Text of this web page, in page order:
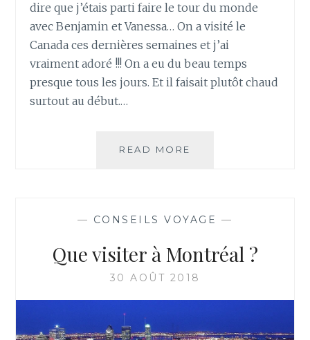
dire que j’étais parti faire le tour du monde
avec Benjamin et Vanessa… On a visité le
Canada ces dernières semaines et j’ai
vraiment adoré !!! On a eu du beau temps
presque tous les jours. Et il faisait plutôt chaud
surtout au début.…
READ MORE
— CONSEILS VOYAGE —
Que visiter à Montréal ?
30 AOÛT 2018